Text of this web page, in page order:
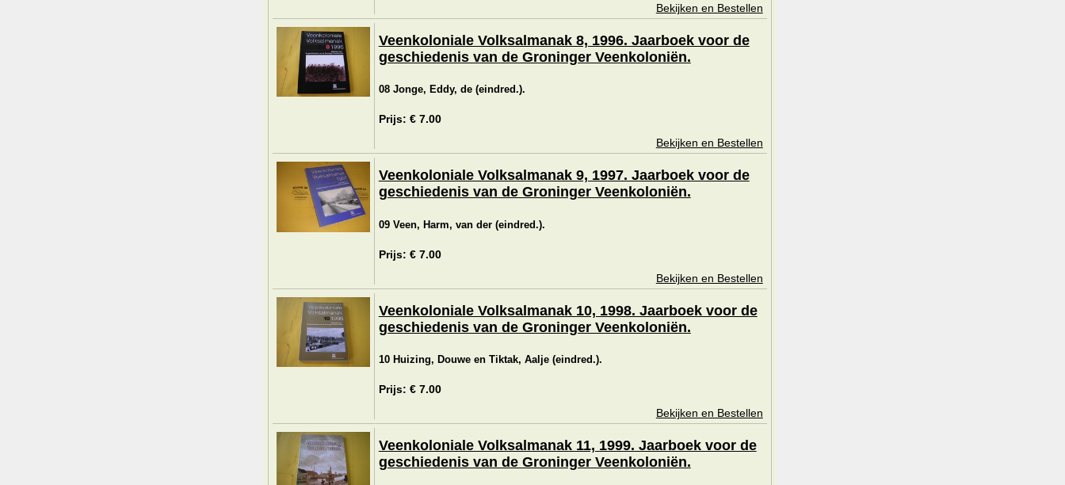
Bekijken en Bestellen
Veenkoloniale Volksalmanak 8, 1996. Jaarboek voor de
geschiedenis van de Groninger Veenkoloniën.
08 Jonge, Eddy, de (eindred.).
Prijs: € 7.00
Bekijken en Bestellen
Veenkoloniale Volksalmanak 9, 1997. Jaarboek voor de
geschiedenis van de Groninger Veenkoloniën.
09 Veen, Harm, van der (eindred.).
Prijs: € 7.00
Bekijken en Bestellen
Veenkoloniale Volksalmanak 10, 1998. Jaarboek voor de
geschiedenis van de Groninger Veenkoloniën.
10 Huizing, Douwe en Tiktak, Aalje (eindred.).
Prijs: € 7.00
Bekijken en Bestellen
Veenkoloniale Volksalmanak 11, 1999. Jaarboek voor de
geschiedenis van de Groninger Veenkoloniën.